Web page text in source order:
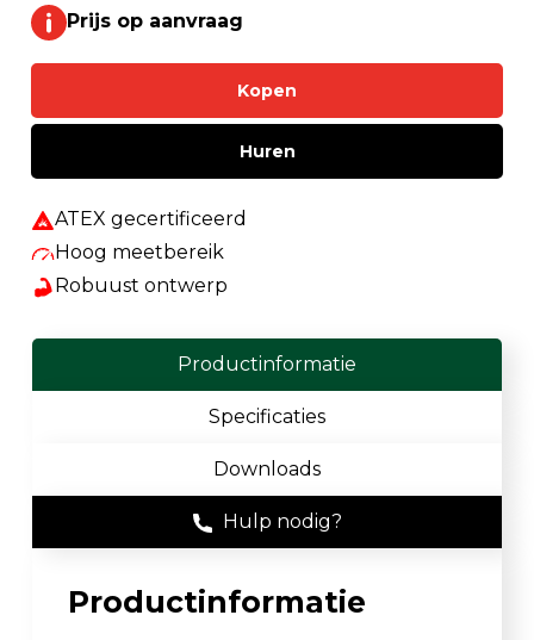
Prijs op aanvraag
Huren
Kopen
ATEX gecertificeerd
Hoog meetbereik
Robuust ontwerp
Productinformatie
Specificaties
Downloads
Hulp nodig?
Productinformatie